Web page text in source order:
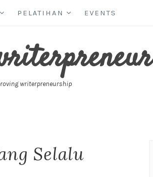
PELATIHAN EVENTS
writerpreneurship
Selalu